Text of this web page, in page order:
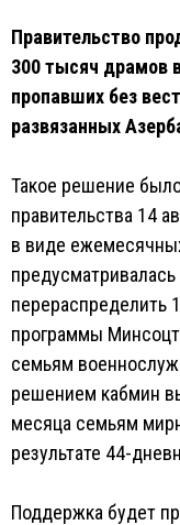
Правительство
300 тысяч драмов
пропавших без
развязанных
Такое решение
правительства 14
в виде
перераспределить
программы
семьям
решением кабмин
месяца семьям
результате 44-
Поддержка будет